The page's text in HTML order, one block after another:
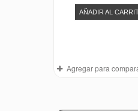
AÑADIR AL
Agregar para